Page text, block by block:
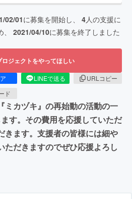
02/01に募集を開始し、 4人の支援に
2021/04/10に募集を終了しました
ロジェクトをやってほしい
LINEで送る
URLコピー
ド
ミカヅキ』の再始動の活動の一
す。その費用を応援していただ
きます。支援者の皆様には細や
ただきますのでぜひ応援よろし